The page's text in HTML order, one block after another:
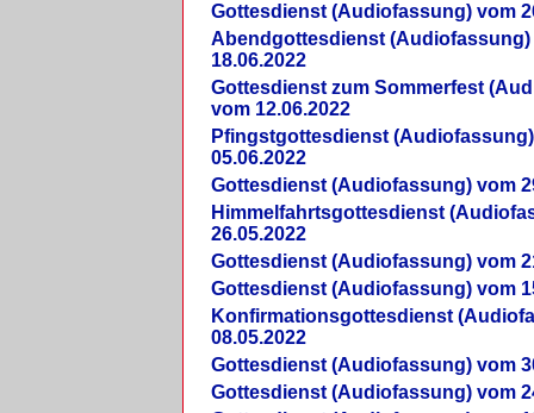
Gottesdienst (Audiofassung) vom
Abendgottesdienst (Audiofassung)
18.06.2022
Gottesdienst zum Sommerfest
vom 12.06.2022
Pfingstgottesdienst
05.06.2022
Gottesdienst (Audiofassung) vom
Himmelfahrtsgottesdienst
26.05.2022
Gottesdienst (Audiofassung) vom
Gottesdienst (Audiofassung) vom
Konfirmationsgottesdienst
08.05.2022
Gottesdienst (Audiofassung) vom
Gottesdienst (Audiofassung) vom